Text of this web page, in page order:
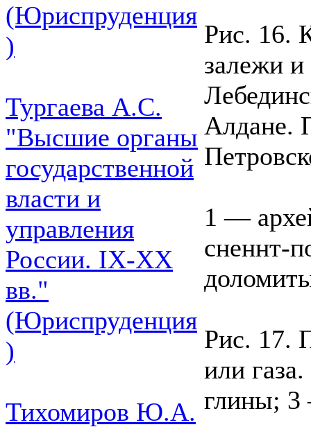
(Юриспруденция
)
Тургаева А.С.
"Высшие органы
государственной
власти и
управления
России. IХ-ХХ
вв."
(Юриспруденция
)
Тихомиров Ю.А.
Рис. 16.
залежи
Алдане.
1 —
сненнт-
Рис. 17.
или
глины; 3